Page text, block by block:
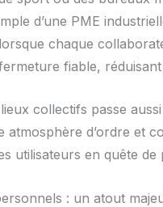
d’une PME
chaque
fiable,
collectifs passe
d’ordre et
utilisateurs en quête
: un atout